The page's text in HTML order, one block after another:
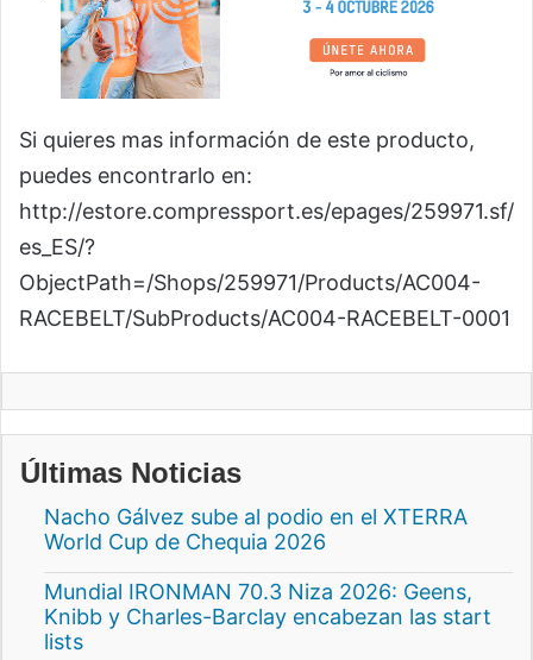
Si quieres mas información de este producto,
puedes encontrarlo en:
http://estore.compressport.es/epages/259971.sf/
es_ES/?
ObjectPath=/Shops/259971/Products/AC004-
RACEBELT/SubProducts/AC004-RACEBELT-0001
Últimas Noticias
Nacho Gálvez sube al podio en el XTERRA
World Cup de Chequia 2026
Mundial IRONMAN 70.3 Niza 2026: Geens,
Knibb y Charles-Barclay encabezan las start
lists